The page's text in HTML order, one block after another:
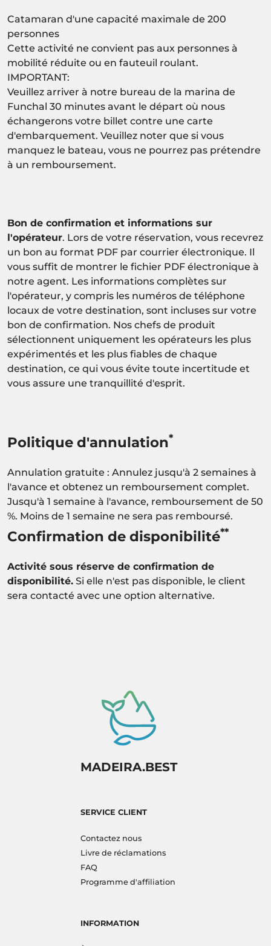
Catamaran d'une capacité maximale de 200
personnes
Cette activité ne convient pas aux personnes à
mobilité réduite ou en fauteuil roulant.
IMPORTANT:
Veuillez arriver à notre bureau de la marina de
Funchal 30 minutes avant le départ où nous
échangerons votre billet contre une carte
d'embarquement. Veuillez noter que si vous
manquez le bateau, vous ne pourrez pas prétendre
à un remboursement.
Bon de confirmation et informations sur
l'opérateur. Lors de votre réservation, vous recevrez
un bon au format PDF par courrier électronique. Il
vous suffit de montrer le fichier PDF électronique à
notre agent. Les informations complètes sur
l'opérateur, y compris les numéros de téléphone
locaux de votre destination, sont incluses sur votre
bon de confirmation. Nos chefs de produit
sélectionnent uniquement les opérateurs les plus
expérimentés et les plus fiables de chaque
destination, ce qui vous évite toute incertitude et
vous assure une tranquillité d'esprit.
Politique d'annulation*
Annulation gratuite : Annulez jusqu'à 2 semaines à
l'avance et obtenez un remboursement complet.
Jusqu'à 1 semaine à l'avance, remboursement de 50
%. Moins de 1 semaine ne sera pas remboursé.
Confirmation de disponibilité**
Activité sous réserve de confirmation de
disponibilité. Si elle n'est pas disponible, le client
sera contacté avec une option alternative.
MADEIRA.BEST
SERVICE CLIENT
Contactez nous
Livre de réclamations
FAQ
Programme d'affiliation
INFORMATION